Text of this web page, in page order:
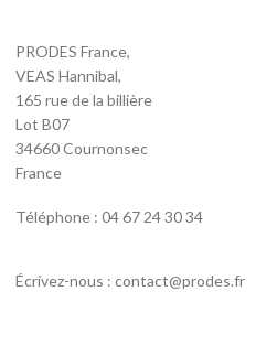
PRODES France,
VEAS Hannibal,
165 rue de la billière
Lot B07
34660 Cournonsec
France
Téléphone : 04 67 24 30 34
Écrivez-nous : contact@prodes.fr